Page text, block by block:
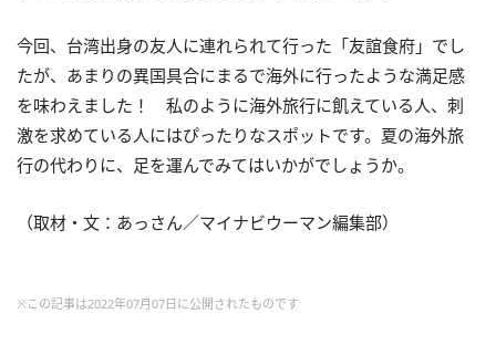
今回、台湾出身の友人に連れられて行った「友誼食府」でし
たが、あまりの異国具合にまるで海外に行ったような満足感
を味わえました！ 私のように海外旅行に飢えている人、刺
激を求めている人にはぴったりなスポットです。夏の海外旅
行の代わりに、足を運んでみてはいかがでしょうか。
（取材・文：あっさん／マイナビウーマン編集部）
※この記事は2022年07月07日に公開されたものです